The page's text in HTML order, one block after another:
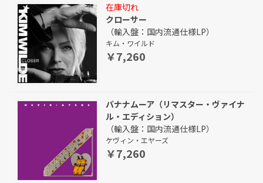
在庫切れ
クローサー
（輸入盤：国内流通仕様LP）
キム・ワイルド
￥7,260
バナナムーア（リマスター・ヴァイナ
ル・エディション）
（輸入盤：国内流通仕様LP）
ケヴィン・エヤーズ
￥7,260